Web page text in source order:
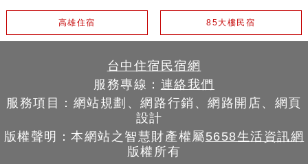
高雄住宿 85大樓民宿
台中住宿民宿網
服務專線： 連絡我們
服務項目：網站規劃、網路行銷、網路開店、網頁
設計
版權聲明：本網站之智慧財產權屬5658生活資訊網
版權所有